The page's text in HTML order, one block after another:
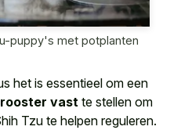
puppy's met potplanten
het is essentieel om een
vast te stellen om
Tzu te helpen reguleren.